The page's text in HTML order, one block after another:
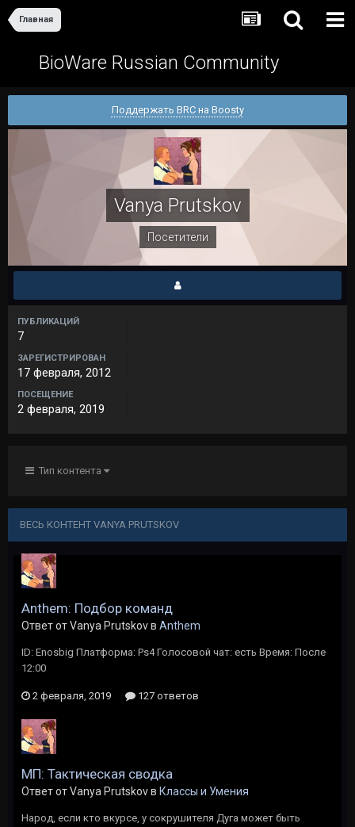
Главная
BioWare Russian Community
Поддержать BRC на Boosty
Vanya Prutskov
Посетители
ПУБЛИКАЦИЙ
7
ЗАРЕГИСТРИРОВАН
17 февраля, 2012
ПОСЕЩЕНИЕ
2 февраля, 2019
Тип контента
ВЕСЬ КОНТЕНТ VANYA PRUTSKOV
Anthem: Подбор команд
Ответ от Vanya Prutskov в Anthem
ID: Enosbig Платформа: Ps4 Голосовой чат: есть Время: После
12:00
2 февраля, 2019 127 ответов
МП: Тактическая сводка
Ответ от Vanya Prutskov в Классы и Умения
Народ, если кто вкурсе, у сокрушителя Дуга может быть